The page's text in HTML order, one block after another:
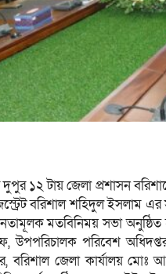
১২ টায় জেলা প্রশাসন
বরিশাল শহিদুল ইসলাম
মতবিনিময় সভা
উপপরিচালক পরিবেশ
বরিশাল জেলা কার্যালয় মোঃ